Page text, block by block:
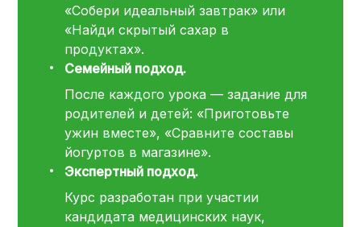
«Собери идеальный завтрак» или
«Найди скрытый сахар в
продуктах».
Семейный подход.
После каждого урока — задание для
родителей и детей: «Приготовьте
ужин вместе», «Сравните составы
йогуртов в магазине».
Экспертный подход.
Курс разработан при участии
кандидата медицинских наук,